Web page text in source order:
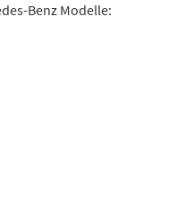
Benz Modelle: